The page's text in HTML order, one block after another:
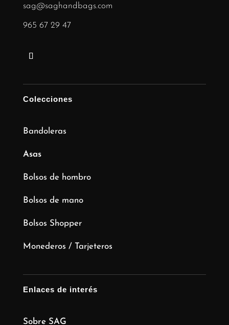
sag@saghandbags.com
965 67 29 47
Colecciones
Bandoleras
Asas
Bolsos de hombro
Bolsos de mano
Bolsos Shopper
Monederos / Tarjeteros
Enlaces de interés
Sobre SAG